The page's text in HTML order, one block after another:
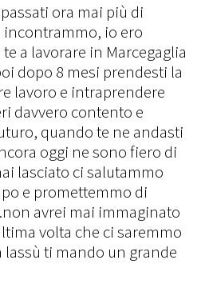
ora mai più di
io ero
a lavorare in Marcegaglia
dopo 8 mesi prendesti la
lavoro e intraprendere
davvero contento e
quando te ne andasti
oggi ne sono fiero di
lasciato ci salutammo
e promettemmo di
avrei mai immaginato
volta che ci saremmo
lassù ti mando un grande